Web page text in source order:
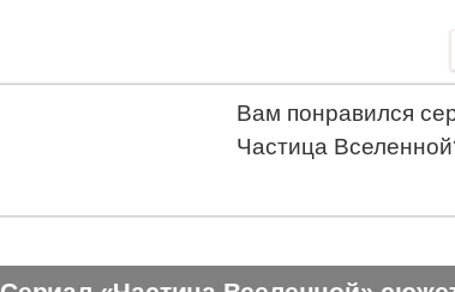
Вам понравился
Частица